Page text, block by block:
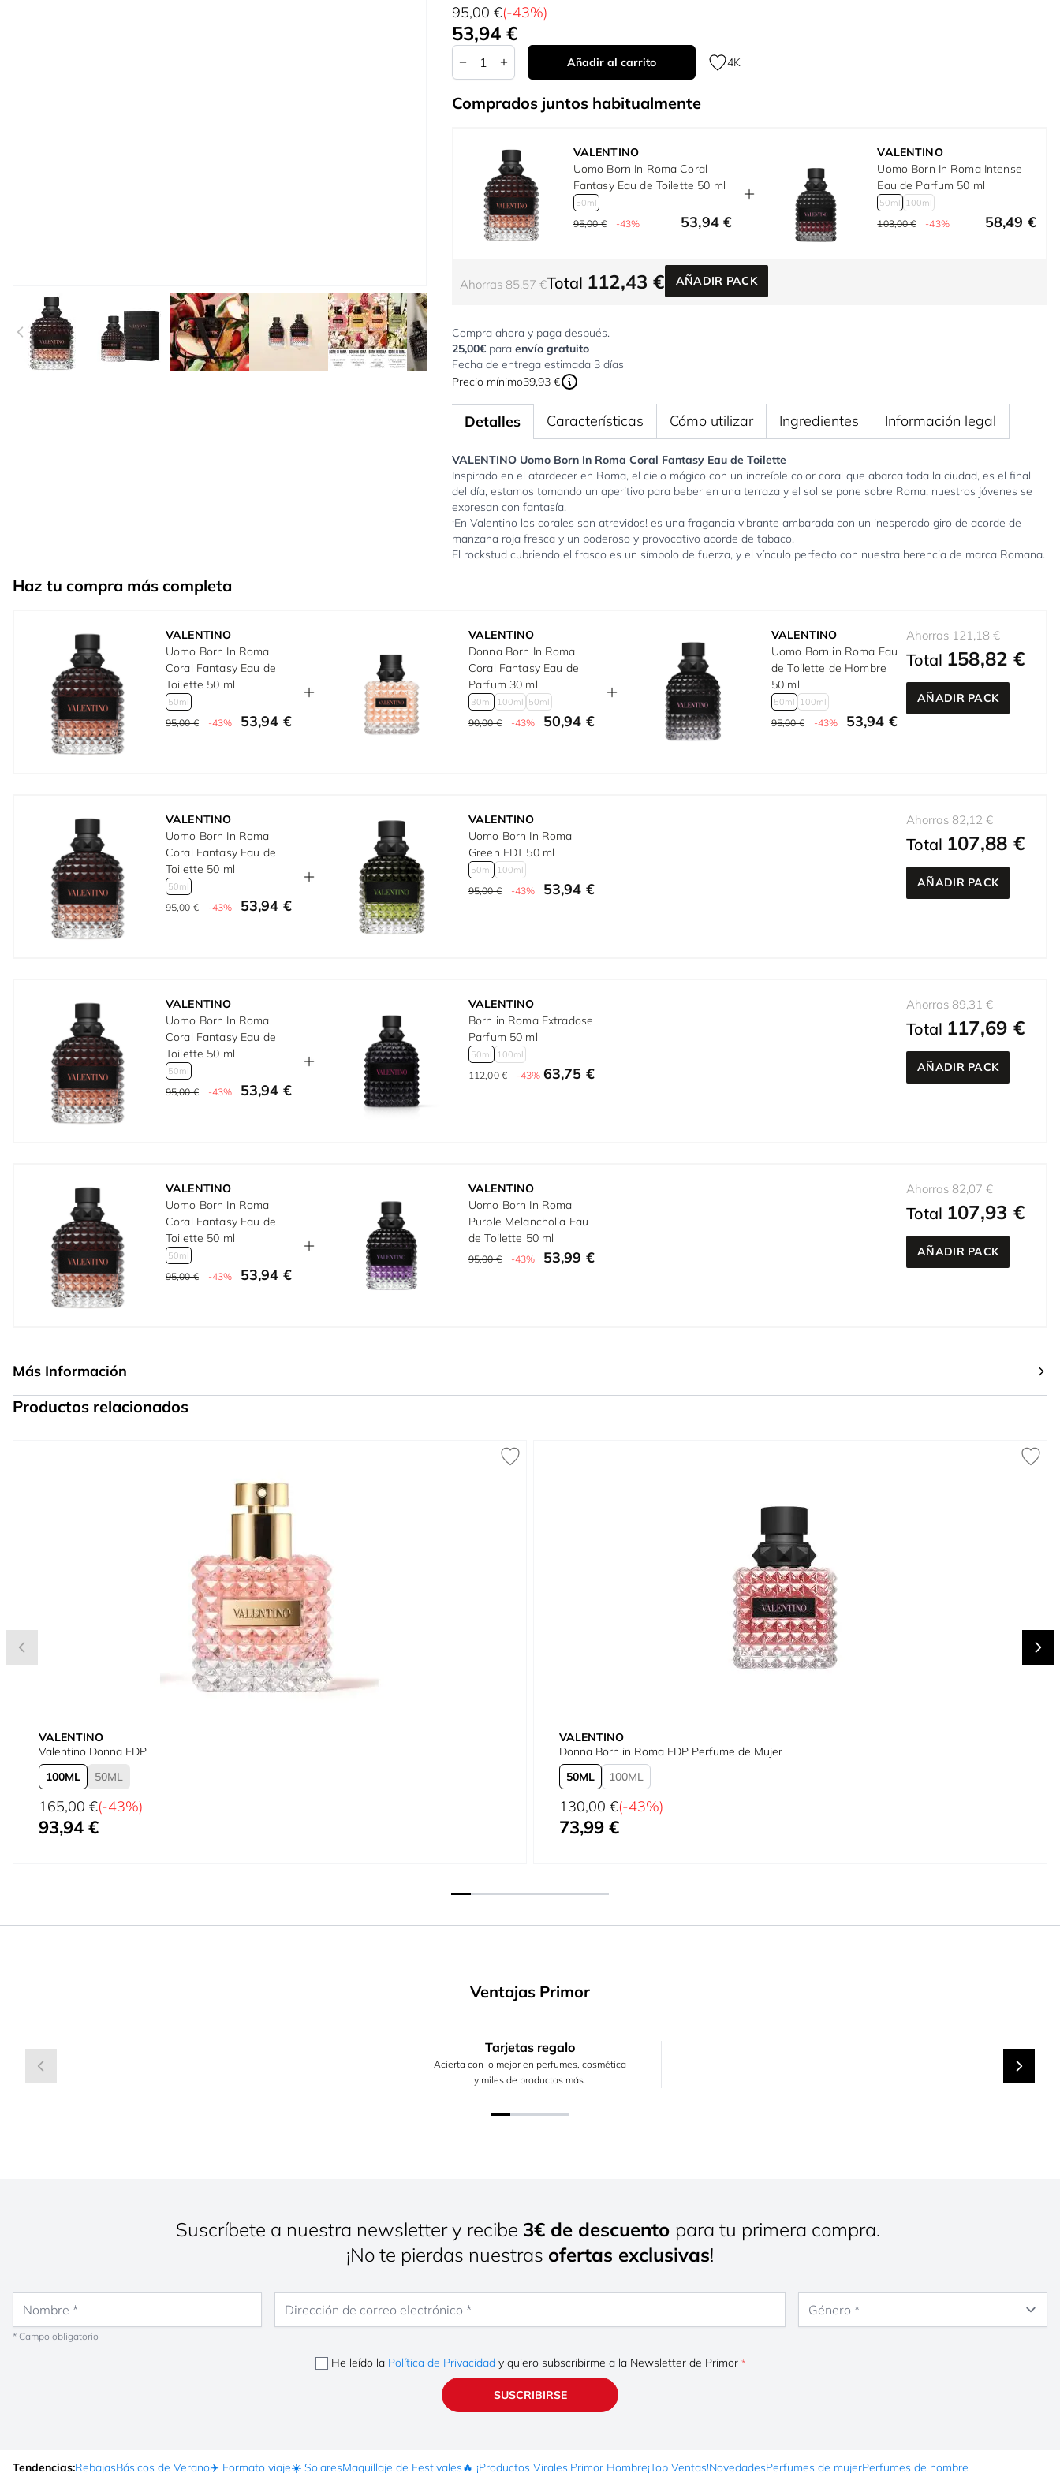
View larger imageView larger imageView larger imageView larger imageView larger image
95,00 €(-43%)
Tan bajo como:
53,94 €
Cantidad
Añadir al carrito 4K
Comprados juntos habitualmente
VALENTINO
Uomo Born In Roma Coral
Fantasy Eau de Toilette 50 ml
50ml
95,00 € -43% 53,94 €
VALENTINO
Uomo Born In Roma Intense
Eau de Parfum 50 ml
50ml 100ml
103,00 € -43% 58,49 €
Ahorras 85,57 €Total 112,43 € AÑADIR PACK
Compra ahora y paga después.
25,00€ para envío gratuito
Fecha de entrega estimada 3 días
Precio mínimo39,93 €
Detalles
VALENTINO Uomo Born In Roma Coral Fantasy Eau de Toilette
Inspirado en el atardecer en Roma, el cielo mágico con un increíble color coral que abarca toda la ciudad, es el final
del día, estamos tomando un aperitivo para beber en una terraza y el sol se pone sobre Roma, nuestros jóvenes se
expresan con fantasía.
¡En Valentino los corales son atrevidos! es una fragancia vibrante ambarada con un inesperado giro de acorde de
manzana roja fresca y un poderoso y provocativo acorde de tabaco.
El rockstud cubriendo el frasco es un símbolo de fuerza, y el vínculo perfecto con nuestra herencia de marca Romana.
Características Cómo utilizar Ingredientes Información legal
Haz tu compra más completa
VALENTINO
Uomo Born In Roma
Coral Fantasy Eau de
Toilette 50 ml
50ml
95,00 € -43% 53,94 €
VALENTINO
Donna Born In Roma
Coral Fantasy Eau de
Parfum 30 ml
30ml 100ml 50ml
90,00 € -43% 50,94 €
VALENTINO
Uomo Born in Roma Eau
de Toilette de Hombre
50 ml
50ml 100ml
95,00 € -43% 53,94 €
Ahorras 121,18 €
Total 158,82 €
AÑADIR PACK
VALENTINO
Uomo Born In Roma
Coral Fantasy Eau de
Toilette 50 ml
50ml
95,00 € -43% 53,94 €
VALENTINO
Uomo Born In Roma
Green EDT 50 ml
50ml 100ml
95,00 € -43% 53,94 €
Ahorras 82,12 €
Total 107,88 €
AÑADIR PACK
VALENTINO
Uomo Born In Roma
Coral Fantasy Eau de
Toilette 50 ml
50ml
95,00 € -43% 53,94 €
VALENTINO
Born in Roma Extradose
Parfum 50 ml
50ml 100ml
112,00 € -43% 63,75 €
Ahorras 89,31 €
Total 117,69 €
AÑADIR PACK
VALENTINO
Uomo Born In Roma
Coral Fantasy Eau de
Toilette 50 ml
50ml
95,00 € -43% 53,94 €
VALENTINO
Uomo Born In Roma
Purple Melancholia Eau
de Toilette 50 ml
95,00 € -43% 53,99 €
Ahorras 82,07 €
Total 107,93 €
AÑADIR PACK
Más Información
Productos relacionados
VALENTINO
Valentino Donna EDP
50
100
Precio habitual
165,00 €(-43%)
Tan bajo como
93,94 €
VALENTINO
Donna Born in Roma EDP Perfume de Mujer
50
100
Precio habitual
130,00 €(-43%)
Tan bajo como
73,99 €
Ventajas Primor
Tarjetas regalo
Acierta con lo mejor en perfumes, cosmética
y miles de productos más.
Suscríbete a nuestra newsletter y recibe 3€ de descuento para tu primera compra.
¡No te pierdas nuestras ofertas exclusivas!
* Campo obligatorio
He leído la Política de Privacidad y quiero subscribirme a la Newsletter de Primor
SUSCRIBIRSE
Tendencias:RebajasBásicos de Verano✈️ Formato viaje☀️ SolaresMaquillaje de Festivales🔥 ¡Productos Virales!Primor Hombre¡Top Ventas!NovedadesPerfumes de mujerPerfumes de hombre